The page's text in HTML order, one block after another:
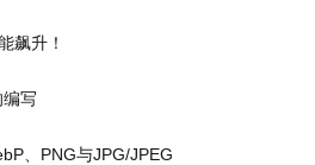
飙升！
写
、PNG与JPG/JPEG